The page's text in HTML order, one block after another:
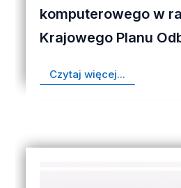
komputerowego w
Krajowego Planu
Czytaj więcej...